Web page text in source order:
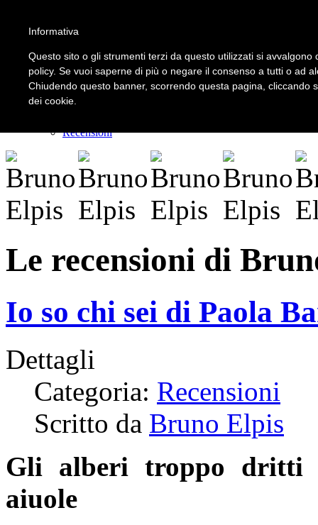
LOGIN | REGISTER
Home
Il carnevale dei delitti
Recensioni
Le recensioni di
Io so chi sei di Paola
Dettagli
Categoria: Recensioni
Scritto da Bruno Elpis
Gli alberi troppo dritti
aiuole
Informativa
Questo sito o gli strumenti terzi da questo utilizzati si
policy. Se vuoi saperne di più o negare il consenso a tutti o ad
Chiudendo questo banner, scorrendo questa pagina, cliccando
dei cookie.